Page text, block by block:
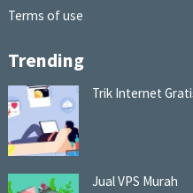
Terms of use
Trending
Trik Internet
Jual VPS Murah